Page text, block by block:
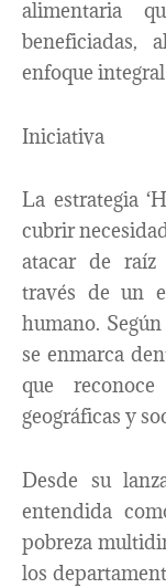
alimentaria
beneficiadas,
enfoque
Iniciativa
La estrategia
cubrir
atacar de raíz
través de un
humano.
se enmarca
que
geográficas y
Desde su
entendida
pobreza
los